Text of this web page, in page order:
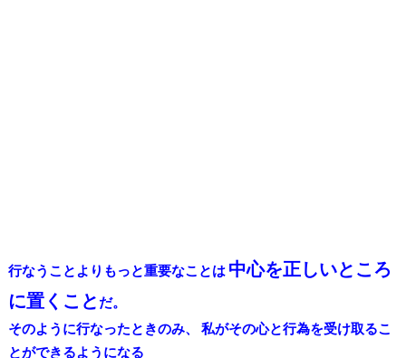
行なうことよりもっと重要なことは 中心を正しいところ
に置くこと だ。
そのように行なったときのみ、 私がその心と行為を受け取るこ
とができるようになる